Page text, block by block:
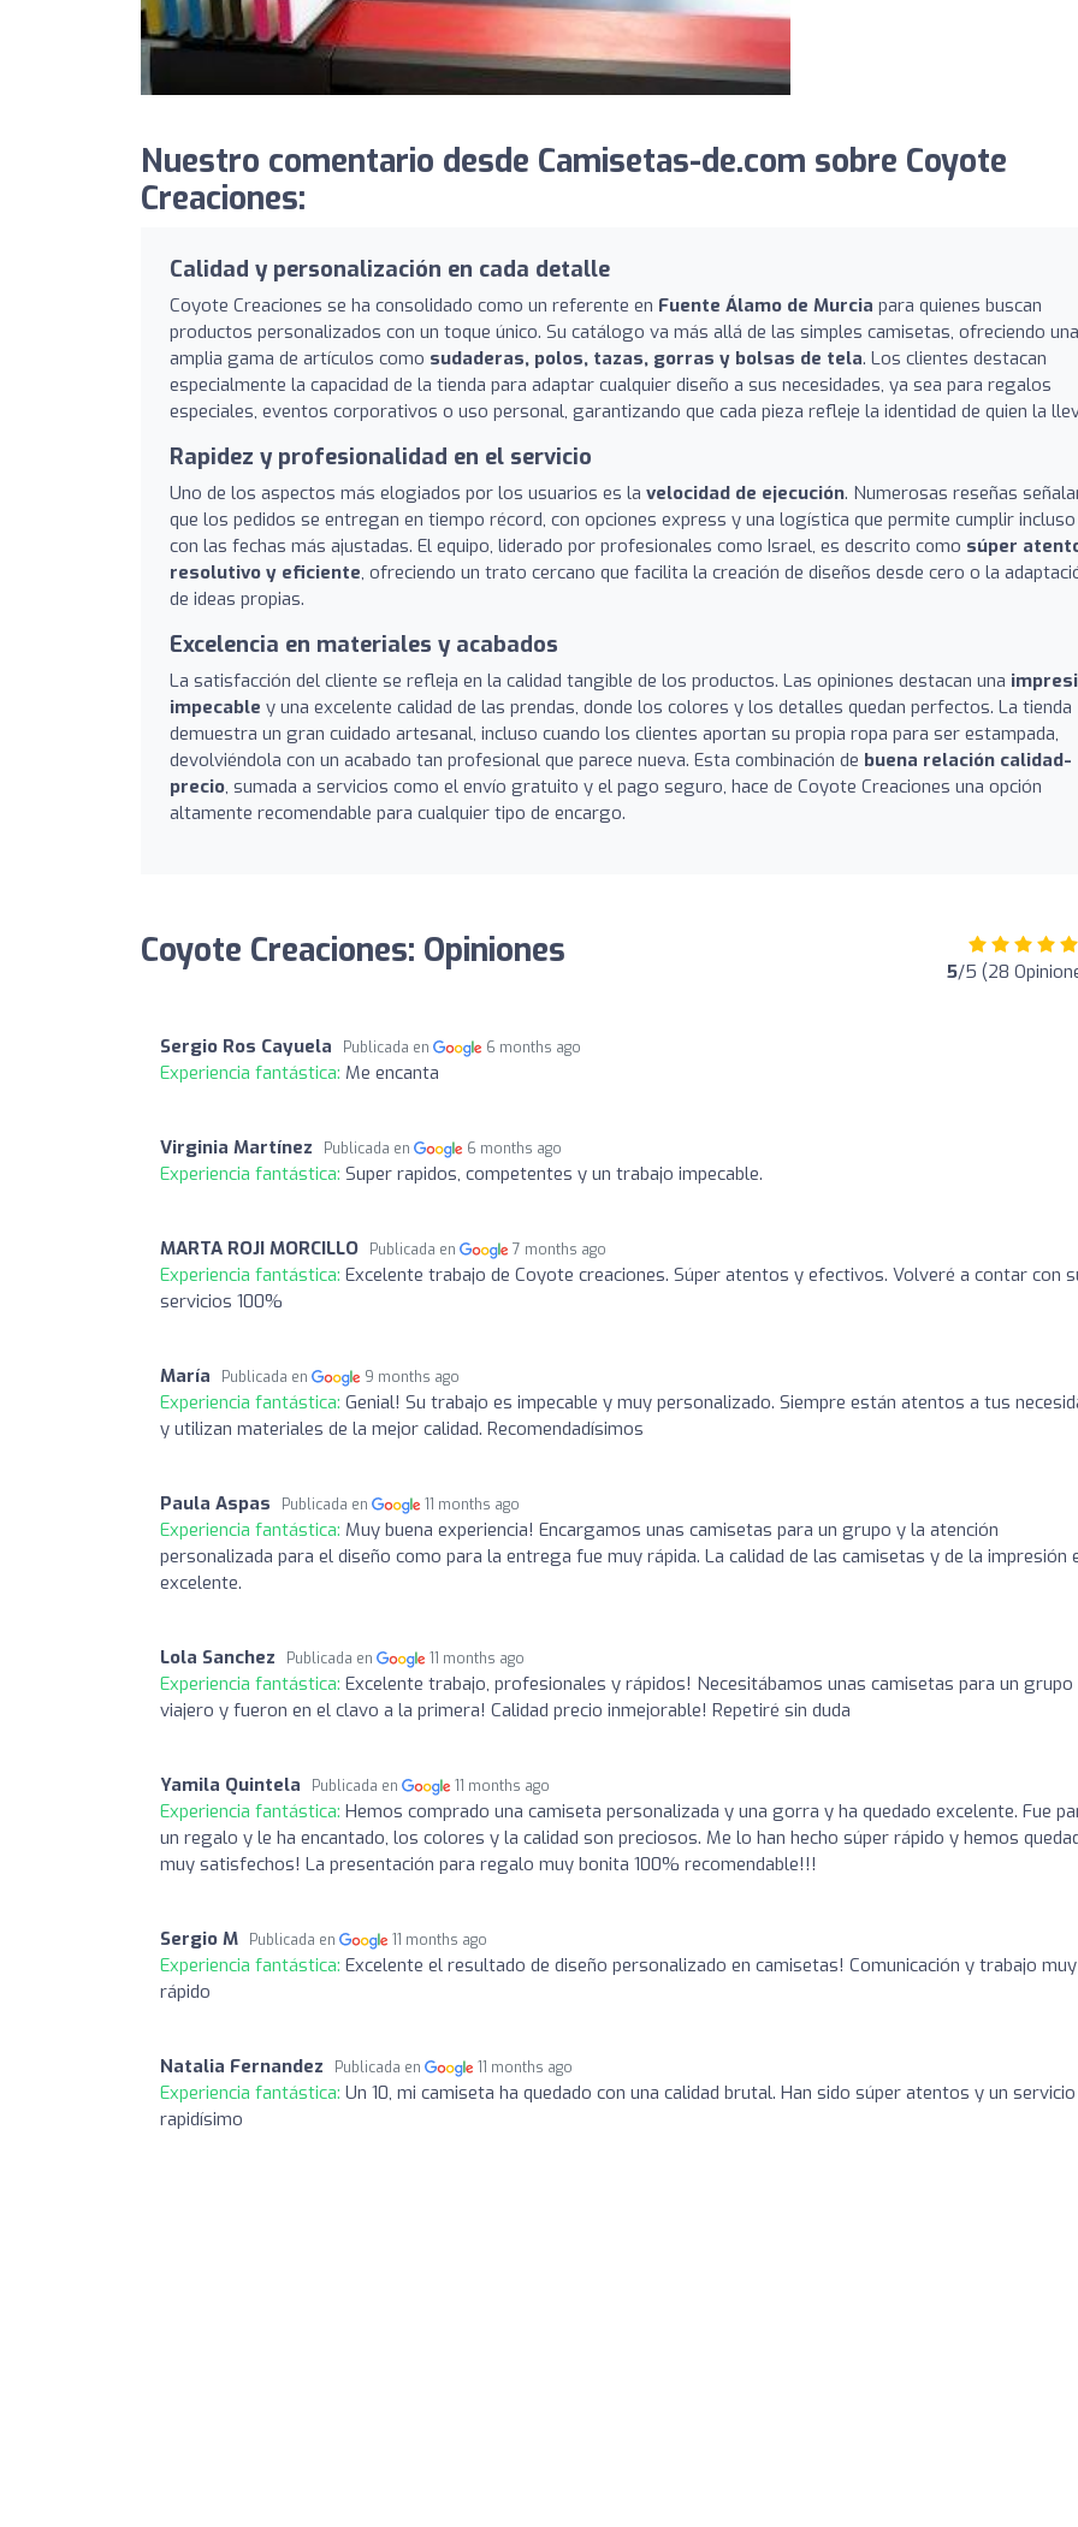
Nuestro comentario desde Camisetas-de.com sobre Coyote
Creaciones:
Calidad y personalización en cada detalle
Coyote Creaciones se ha consolidado como un referente en Fuente Álamo de Murcia para quienes buscan
productos personalizados con un toque único. Su catálogo va más allá de las simples camisetas, ofreciendo una
amplia gama de artículos como sudaderas, polos, tazas, gorras y bolsas de tela. Los clientes destacan
especialmente la capacidad de la tienda para adaptar cualquier diseño a sus necesidades, ya sea para regalos
especiales, eventos corporativos o uso personal, garantizando que cada pieza refleje la identidad de quien la
Rapidez y profesionalidad en el servicio
Uno de los aspectos más elogiados por los usuarios es la velocidad de ejecución. Numerosas reseñas
que los pedidos se entregan en tiempo récord, con opciones express y una logística que permite cumplir incluso
con las fechas más ajustadas. El equipo, liderado por profesionales como Israel, es descrito como súper
resolutivo y eficiente, ofreciendo un trato cercano que facilita la creación de diseños desde cero o la
de ideas propias.
Excelencia en materiales y acabados
La satisfacción del cliente se refleja en la calidad tangible de los productos. Las opiniones destacan una
impecable y una excelente calidad de las prendas, donde los colores y los detalles quedan perfectos. La tienda
demuestra un gran cuidado artesanal, incluso cuando los clientes aportan su propia ropa para ser estampada,
devolviéndola con un acabado tan profesional que parece nueva. Esta combinación de buena relación calidad-
precio, sumada a servicios como el envío gratuito y el pago seguro, hace de Coyote Creaciones una opción
altamente recomendable para cualquier tipo de encargo.
Coyote Creaciones: Opiniones 5/5 (28
Sergio Ros Cayuela Publicada en 6 months ago
Experiencia fantástica: Me encanta
Virginia Martínez Publicada en 6 months ago
Experiencia fantástica: Super rapidos, competentes y un trabajo impecable.
MARTA ROJI MORCILLO Publicada en 7 months ago
Experiencia fantástica: Excelente trabajo de Coyote creaciones. Súper atentos y efectivos. Volveré a contar con
servicios 100%
María Publicada en 9 months ago
Experiencia fantástica: Genial! Su trabajo es impecable y muy personalizado. Siempre están atentos a tus
y utilizan materiales de la mejor calidad. Recomendadísimos
Paula Aspas Publicada en 11 months ago
Experiencia fantástica: Muy buena experiencia! Encargamos unas camisetas para un grupo y la atención
personalizada para el diseño como para la entrega fue muy rápida. La calidad de las camisetas y de la impresión
excelente.
Lola Sanchez Publicada en 11 months ago
Experiencia fantástica: Excelente trabajo, profesionales y rápidos! Necesitábamos unas camisetas para un grupo
viajero y fueron en el clavo a la primera! Calidad precio inmejorable! Repetiré sin duda
Yamila Quintela Publicada en 11 months ago
Experiencia fantástica: Hemos comprado una camiseta personalizada y una gorra y ha quedado excelente. Fue
un regalo y le ha encantado, los colores y la calidad son preciosos. Me lo han hecho súper rápido y hemos
muy satisfechos! La presentación para regalo muy bonita 100% recomendable!!!
Sergio M Publicada en 11 months ago
Experiencia fantástica: Excelente el resultado de diseño personalizado en camisetas! Comunicación y trabajo muy
rápido
Natalia Fernandez Publicada en 11 months ago
Experiencia fantástica: Un 10, mi camiseta ha quedado con una calidad brutal. Han sido súper atentos y un servicio
rapidísimo